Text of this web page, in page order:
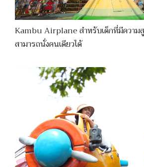
Kambu Airplane สำหรับเด็กที่มีความ
สามารถนั่งคนเดียวได้